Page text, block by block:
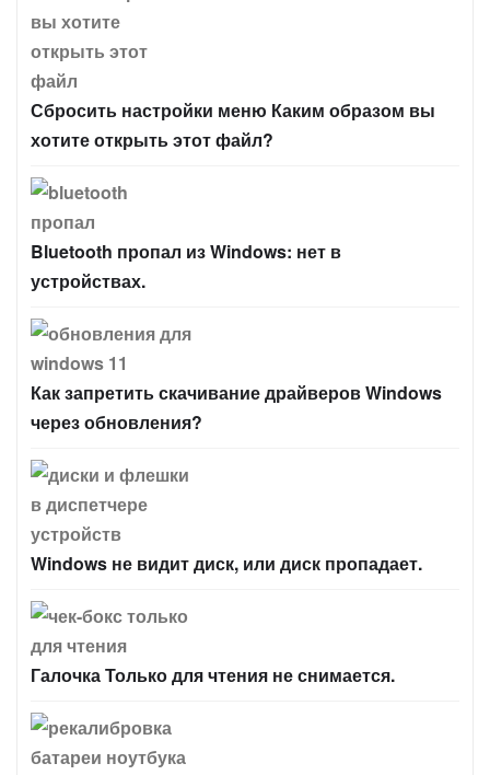
Сбросить настройки меню Каким образом вы
хотите открыть этот файл?
Bluetooth пропал из Windows: нет в
устройствах.
Как запретить скачивание драйверов Windows
через обновления?
Windows не видит диск, или диск пропадает.
Галочка Только для чтения не снимается.